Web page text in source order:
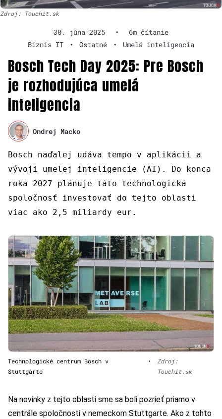
Zdroj: Touchit.sk
30. júna 2025 •
6m čítanie
Biznis IT
• Ostatné • Umelá inteligencia
Bosch Tech Day 2025: Pre Bosch
je rozhodujúca umelá
inteligencia
Ondrej Macko
Bosch naďalej udáva tempo v aplikácii a
vývoji umelej inteligencie (AI). Do konca
roka 2027 plánuje táto technologická
spoločnosť investovať do tejto oblasti
viac ako 2,5 miliardy eur.
Technologické centrum Bosch v
Stuttgarte
•
Zdroj:
Touchit.sk
Na novinky z tejto oblasti sme sa boli pozrieť priamo v
centrále spoločnosti v nemeckom Stuttgarte. Ako z tohto